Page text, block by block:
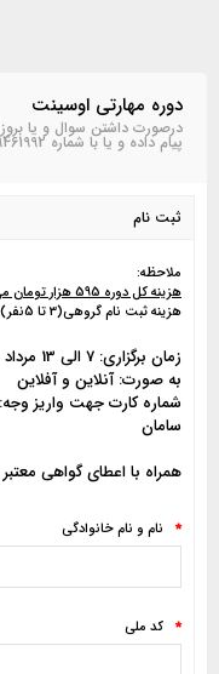
دوره مهارتی اوسینت
پیام داده و یا با شماره 09019461992 تماس بگیرید.
ثبت نام
ملاحظه:
هزینه کل دوره 595 هزار تومان می باشد.
هزینه ثبت نام گروهی(3 تا 5نفر) 495 هزار تومان به ازای هر نفر می باشد.
زمان برگزاری: 7 الی 13 مرداد 1404
به صورت: آنلاین و آفلاین
سامان
همراه با اعطای گواهی
* نام و نام خانوادگی
* کد ملی